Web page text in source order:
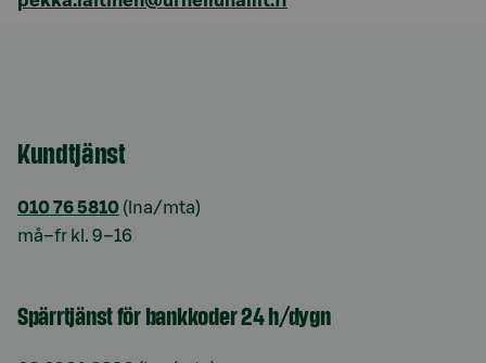
Kundtjänst
010 76 5810 (lna/mta)
må–fr kl. 9–16
Spärrtjänst för bankkoder 24 h/dygn